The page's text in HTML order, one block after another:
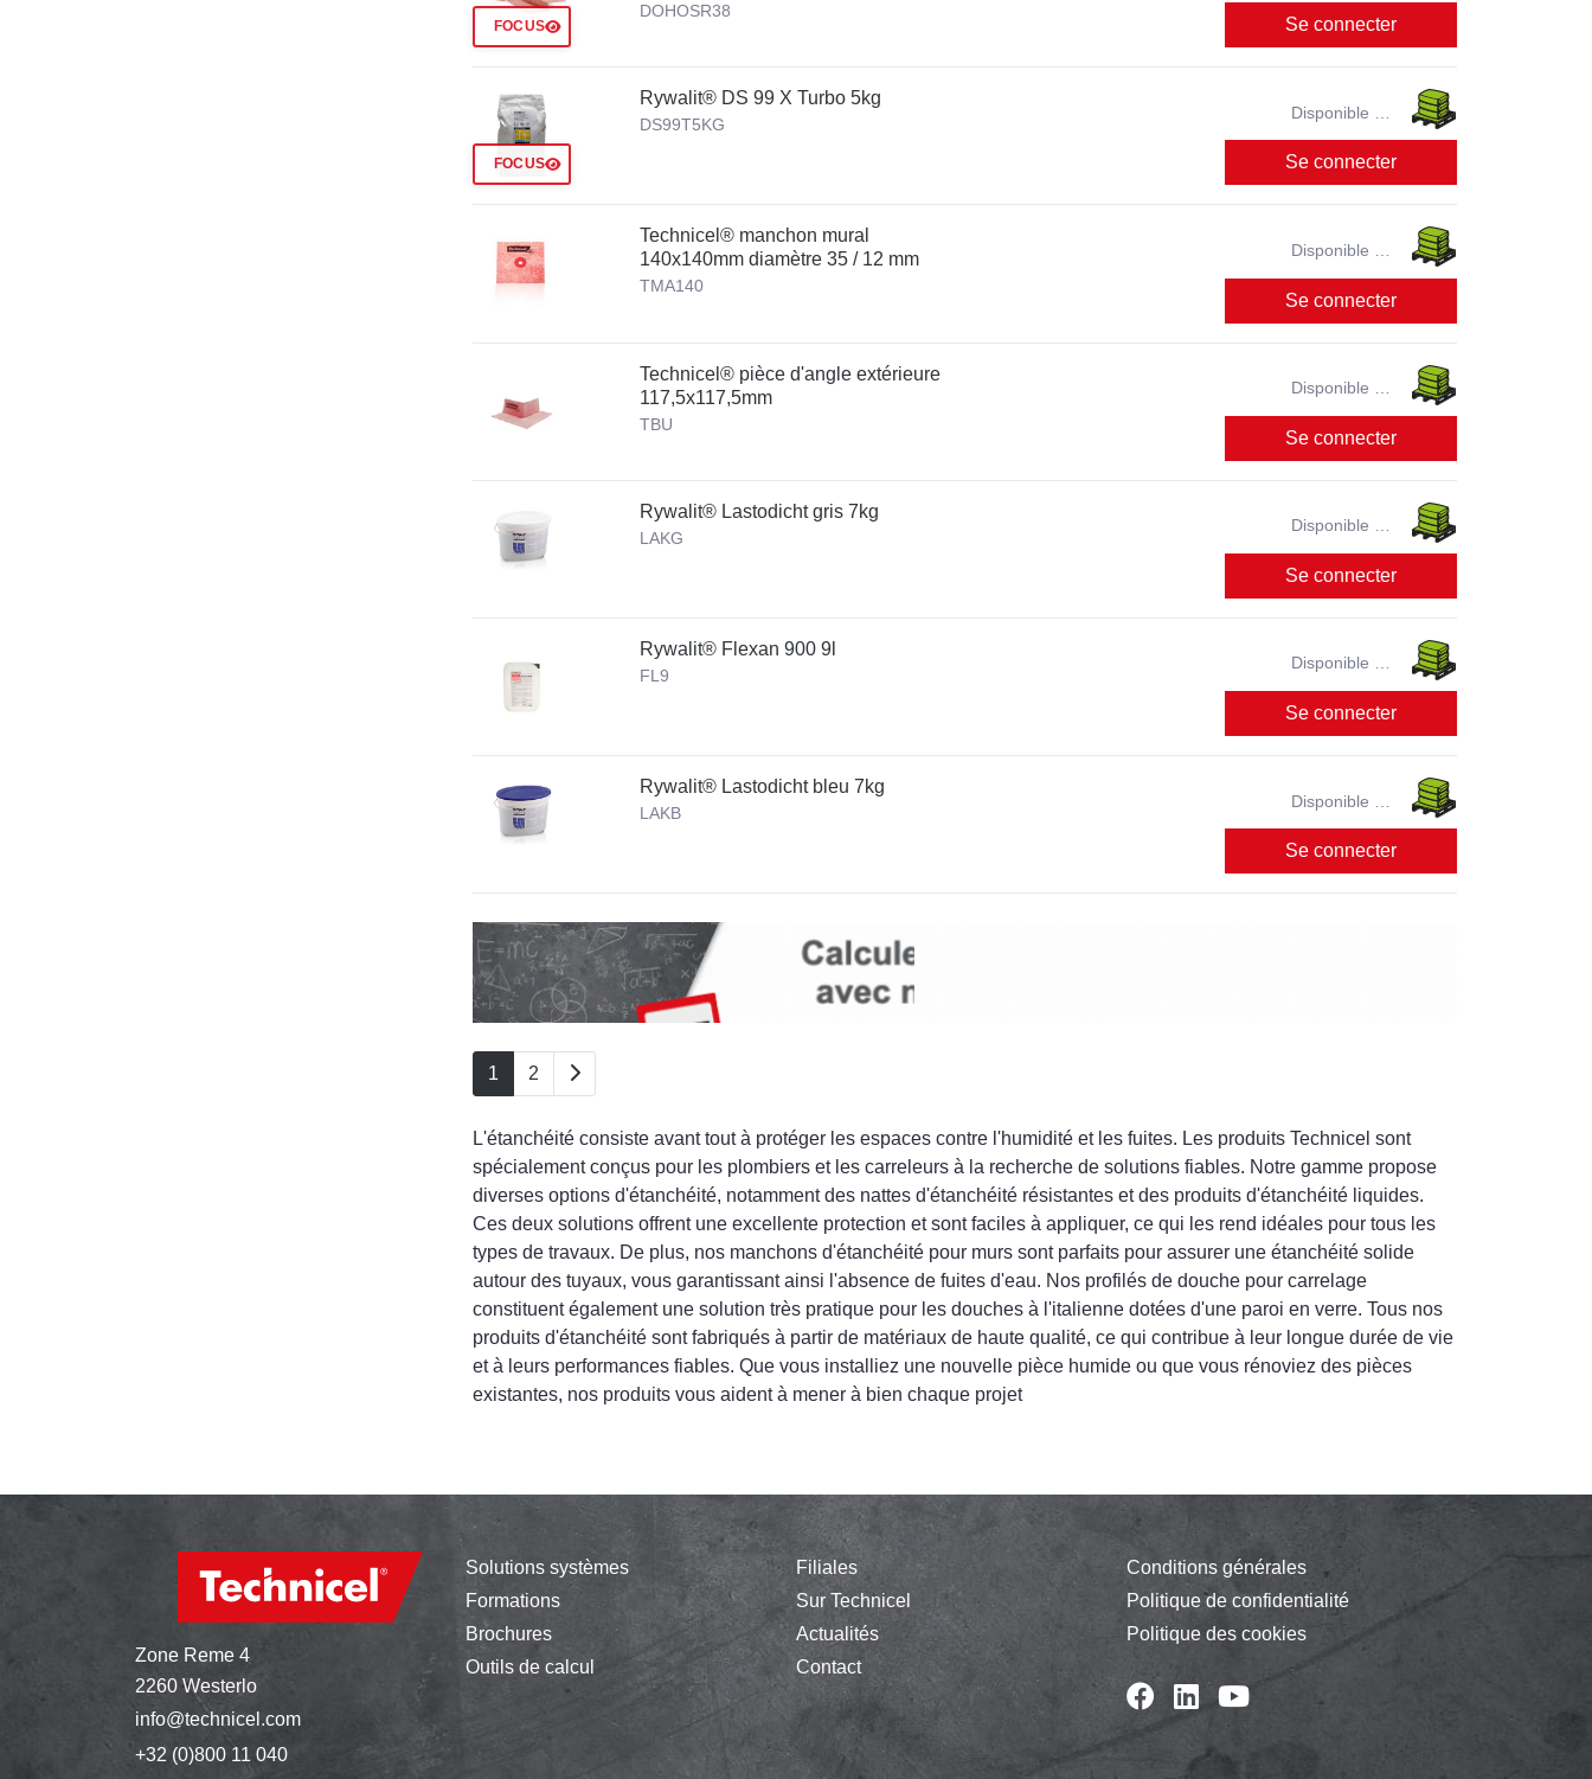
FOCUS
DOHOSR38
Se connecter
FOCUS
Rywalit® DS 99 X Turbo 5kg
DS99T5KG
Disponible en
Se connecter
Technicel® manchon mural
140x140mm diamètre 35 / 12 mm
TMA140
Disponible en
Se connecter
Technicel® pièce d'angle extérieure
117,5x117,5mm
TBU
Disponible en
Se connecter
Rywalit® Lastodicht gris 7kg
LAKG
Disponible en
Se connecter
Rywalit® Flexan 900 9l
FL9
Disponible en
Se connecter
Rywalit® Lastodicht bleu 7kg
LAKB
Disponible en
Se connecter
1 2
L'étanchéité consiste avant tout à protéger les espaces contre l'humidité et les fuites. Les produits Technicel sont
spécialement conçus pour les plombiers et les carreleurs à la recherche de solutions fiables. Notre gamme propose
diverses options d'étanchéité, notamment des nattes d'étanchéité résistantes et des produits d'étanchéité liquides.
Ces deux solutions offrent une excellente protection et sont faciles à appliquer, ce qui les rend idéales pour tous les
types de travaux. De plus, nos manchons d'étanchéité pour murs sont parfaits pour assurer une étanchéité solide
autour des tuyaux, vous garantissant ainsi l'absence de fuites d'eau. Nos profilés de douche pour carrelage
constituent également une solution très pratique pour les douches à l'italienne dotées d'une paroi en verre. Tous nos
produits d'étanchéité sont fabriqués à partir de matériaux de haute qualité, ce qui contribue à leur longue durée de vie
et à leurs performances fiables. Que vous installiez une nouvelle pièce humide ou que vous rénoviez des pièces
existantes, nos produits vous aident à mener à bien chaque projet
Zone Reme 4
2260 Westerlo
info@technicel.com
+32 (0)800 11 040
Solutions systèmes
Formations
Brochures
Outils de calcul
Filiales
Sur Technicel
Actualités
Contact
Conditions générales
Politique de confidentialité
Politique des cookies